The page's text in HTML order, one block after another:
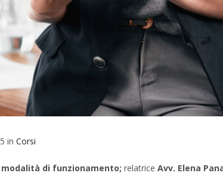
in Corsi
di funzionamento; relatrice Avv. Elena